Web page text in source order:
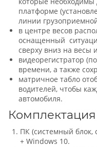
платформе
линии
в центре весов
оснащенный
сверху вниз на весы
видеорегистратор
времени, а также
матричное табло
водителей, чтобы
автомобиля.
ПК (системный блок,
+ Windows 10.